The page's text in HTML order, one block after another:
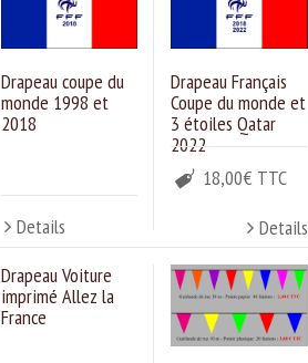
Drapeau coupe du
monde 1998 et
2018
Details
Drapeau Français
Coupe du monde et
3 étoiles Qatar
2022
18,00€ TTC
Details
Drapeau Voiture
imprimé Allez la
France